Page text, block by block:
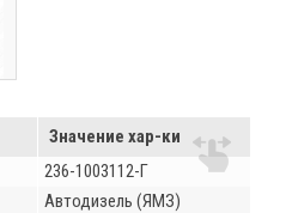
Значение хар-ки
236-1003112-Г
Автодизель (ЯМЗ)